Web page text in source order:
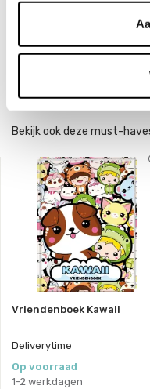
EAN
Bekijk ook deze must-
Vriendenboek Kawaii
Deliverytime
Op voorraad
1-2 werkdagen